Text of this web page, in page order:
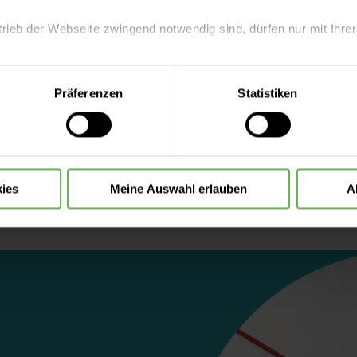
der Webseite zwingend notwendig sind, dürfen nur mit
mit nur den notwendigen Cookies zu benutzen, eine
können Sie jederzeit ändern oder widerrufen.
Präferenzen Statistiken
Meine Auswahl erlauben